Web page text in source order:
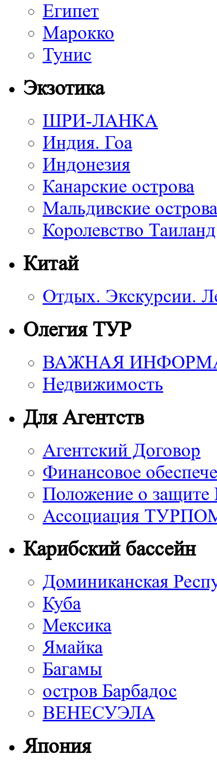
Египет
Марокко
Тунис
Экзотика
ШРИ-ЛАНКА
Индия. Гоа
Индонезия
Канарские острова
Мальдивские острова
Королевство Таиланд
Китай
Отдых. Экскурсии.
Олегия ТУР
ВАЖНАЯ
Недвижимость
Для Агентств
Агентский Договор
Финансовое
Положение о
Ассоциация
Карибский бассейн
Доминиканская
Куба
Мексика
Ямайка
Багамы
остров Барбадос
ВЕНЕСУЭЛА
Япония